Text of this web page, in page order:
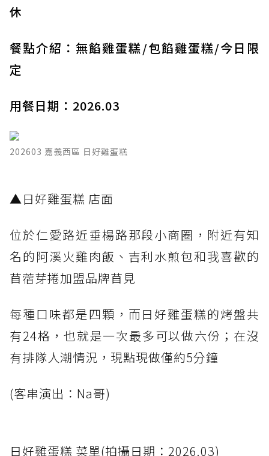
休
餐點介紹：無餡雞蛋糕/包餡雞蛋糕/今日限
定
用餐日期：2026.03
202603 嘉義西區 日好雞蛋糕
▲日好雞蛋糕 店面
位於仁愛路近垂楊路那段小商圈，附近有知
名的阿溪火雞肉飯、吉利水煎包和我喜歡的
苜蓿芽捲加盟品牌苜見
每種口味都是四顆，而日好雞蛋糕的烤盤共
有24格，也就是一次最多可以做六份；在沒
有排隊人潮情況，現點現做僅約5分鐘
(客串演出：Na哥)
日好雞蛋糕 菜單(拍攝日期：2026.03)